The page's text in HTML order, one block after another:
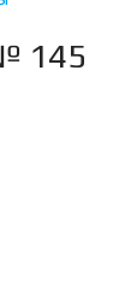
145